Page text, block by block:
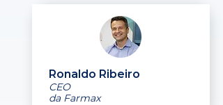
Ronaldo Ribeiro
CEO
da Farmax